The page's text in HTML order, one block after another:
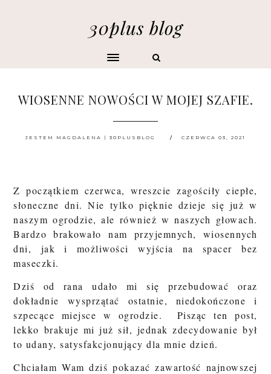
30plus blog
WIOSENNE NOWOŚCI W MOJEJ SZAFIE.
JESTEM MAGDALENA | 30PLUSBLOG CZERWCA 03, 2021
Z początkiem czerwca, wreszcie zagościły ciepłe,
słoneczne dni. Nie tylko pięknie dzieje się już w
naszym ogrodzie, ale również w naszych głowach.
Bardzo brakowało nam przyjemnych, wiosennych
dni, jak i możliwości wyjścia na spacer bez
maseczki.
Dziś od rana udało mi się przebudować oraz
dokładnie wysprzątać ostatnie, niedokończone i
szpecące miejsce w ogrodzie. Pisząc ten post,
lekko brakuje mi już sił, jednak zdecydowanie był
to udany, satysfakcjonujący dla mnie dzień.
Chciałam Wam dziś pokazać zawartość najnowszej